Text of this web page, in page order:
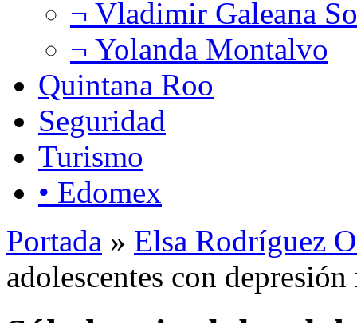
¬ Vladimir Galeana
¬ Yolanda Montalvo
Quintana Roo
Seguridad
Turismo
• Edomex
Portada » Elsa Rodríguez
adolescentes con